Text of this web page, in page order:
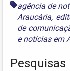
agência de
Araucária,
de
enotícias em
Pesquisas